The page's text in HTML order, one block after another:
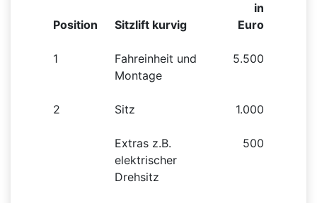
Position Sitzlift kurvig
in
Euro
1
Fahreinheit und
Montage
5.500
2 Sitz 1.000
Extras z.B.
elektrischer
Drehsitz
500